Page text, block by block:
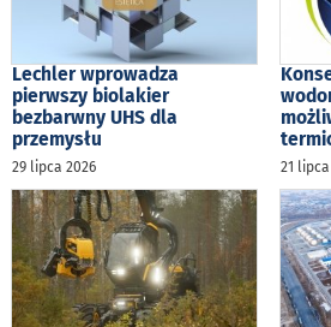
Lechler wprowadza
pierwszy biolakier
bezbarwny UHS dla
przemysłu
29 lipca 2026 21